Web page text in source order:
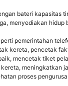
bateri kapasitas
menyediakan hidup
pemerintahan
kereta, pencetak
mencetak tiket
meningkatkan
proses